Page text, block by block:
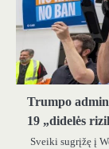
Trumpo
19 „didelės
Sveiki sugrįžę į